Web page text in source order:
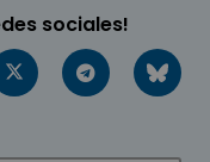
sociales!